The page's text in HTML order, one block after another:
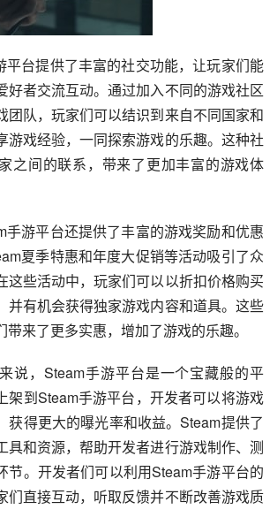
平台提供了丰富的社交功能，让玩家们能
好者交流互动。通过加入不同的游戏社区
团队，玩家们可以结识到来自不同国家和
游戏经验，一同探索游戏的乐趣。这种社
之间的联系，带来了更加丰富的游戏体
手游平台还提供了丰富的游戏奖励和优惠
夏季特惠和年度大促销等活动吸引了众
这些活动中，玩家们可以以折扣价格购买
并有机会获得独家游戏内容和道具。这些
来了更多实惠，增加了游戏的乐趣。
说，Steam手游平台是一个宝藏般的平
架到Steam手游平台，开发者可以将游戏
获得更大的曝光率和收益。Steam提供了
具和资源，帮助开发者进行游戏制作、测
节。开发者们可以利用Steam手游平台的
们直接互动，听取反馈并不断改善游戏质